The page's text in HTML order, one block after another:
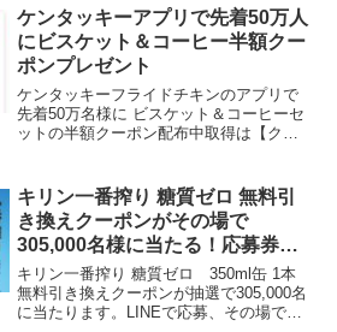
新しいスーパードライを無料でお試しで
きてうれしいで...
ケンタッキーアプリで先着50万人
にビスケット＆コーヒー半額クー
ポンプレゼント
ケンタッキーフライドチキンのアプリで
先着50万名様に ビスケット＆コーヒーセ
ットの半額クーポン配布中取得は【クー
50万名様に半額クーポン配布中＝＝ビス
ケット＆ホットコー...
キリン一番搾り 糖質ゼロ 無料引
き換えクーポンがその場で
305,000名様に当たる！応募券あ
り セブンアプリでPSB、サント
リー生ビールが抽選で当たる
キリン一番搾り 糖質ゼロ 350ml缶 1本
無料引き換えクーポンが抽選で305,000名
に当たります。LINEで応募、その場で当